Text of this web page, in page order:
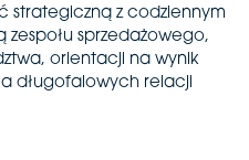
strategiczną z codziennym
sprzedażowego,
orientacji na wynik
długofalowych relacji